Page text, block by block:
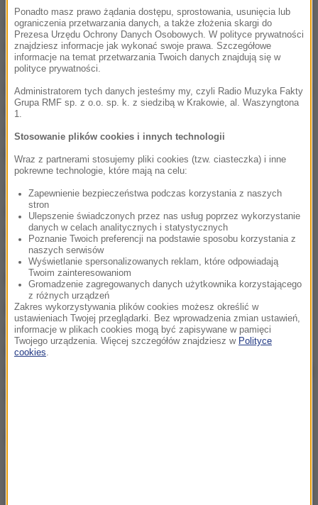
Według oświadczenia policji Young jako dziecko
miał znęcać się nad zwierzętami, a w dorosłym
życiu uwielbiał przebierać się za Jihadi Johna
(słynnego brytyjskiego dżihadystę, który pojawiał się
na filmach kręconych przez Państwo Islamskie -
dop. red.), a także kolekcjonować nazistowskie
pamiątki.
Young miał utrzymywać kontakty z Zacharym
Chesserem, który w 2010 roku dołączył do
somalijskiej organizacji terrorystycznej al-Shabaab,
a także z Aminem El Khalifim, który chciał
przeprowadzić atak na Kapitol.
Mężczyzna prawdopodobnie wiedział, że jest pod
obserwacją. Kolegom opowiadał, że używa kilku
telefonów i ciągle wyjmuje z nich baterie, by nie
Ponadto masz prawo żądania dostępu, sprostowania, usunięcia lub
ograniczenia przetwarzania danych, a także złożenia skargi do
Prezesa Urzędu Ochrony Danych Osobowych. W polityce prywatności
znajdziesz informacje jak wykonać swoje prawa. Szczegółowe
informacje na temat przetwarzania Twoich danych znajdują się w
polityce prywatności.
Administratorem tych danych jesteśmy my, czyli Radio Muzyka Fakty
Grupa RMF sp. z o.o. sp. k. z siedzibą w Krakowie, al. Waszyngtona
1.
Stosowanie plików cookies i innych technologii
Wraz z partnerami stosujemy pliki cookies (tzw. ciasteczka) i inne
pokrewne technologie, które mają na celu:
Zapewnienie bezpieczeństwa podczas korzystania z naszych
stron
Ulepszenie świadczonych przez nas usług poprzez wykorzystanie
danych w celach analitycznych i statystycznych
Poznanie Twoich preferencji na podstawie sposobu korzystania z
naszych serwisów
Wyświetlanie spersonalizowanych reklam, które odpowiadają
Twoim zainteresowaniom
Gromadzenie zagregowanych danych użytkownika korzystającego
z różnych urządzeń
Zakres wykorzystywania plików cookies możesz określić w
ustawieniach Twojej przeglądarki. Bez wprowadzenia zmian ustawień,
informacje w plikach cookies mogą być zapisywane w pamięci
Twojego urządzenia. Więcej szczegółów znajdziesz w Polityce
cookies